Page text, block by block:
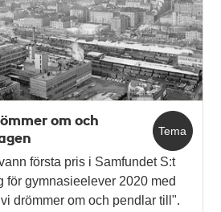
Tema
om och
första pris i Samfundet S:t
för gymnasieelever 2020 med
drömmer om och pendlar till".